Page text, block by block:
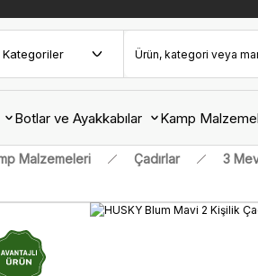
Botlar ve Ayakkabılar Kamp
Malzemeleri Çadırlar 3